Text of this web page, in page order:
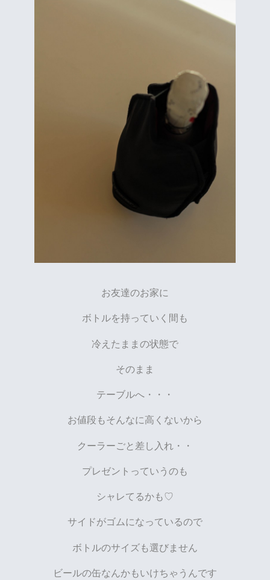
お友達のお家に
ボトルを持っていく間も
冷えたままの状態で
そのまま
テーブルへ・・・
お値段もそんなに高くないから
クーラーごと差し入れ・・
プレゼントっていうのも
シャレてるかも♡
サイドがゴムになっているので
ボトルのサイズも選びません
ビールの缶なんかもいけちゃうんです